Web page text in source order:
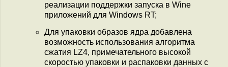
реализации поддержки запуска в Wine
приложений для Windows RT;
Для упаковки образов ядра добавлена
возможность использования алгоритма
сжатия LZ4, примечательного высокой
скоростью упаковки и распаковки данных с